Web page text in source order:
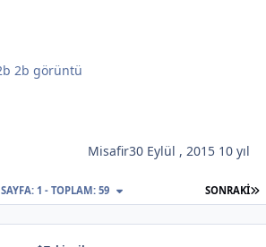
2b görüntü
Misafir30 Eylül , 2015 10 yıl
SONRAKI
SAYFA: 1 - TOPLAM: 59